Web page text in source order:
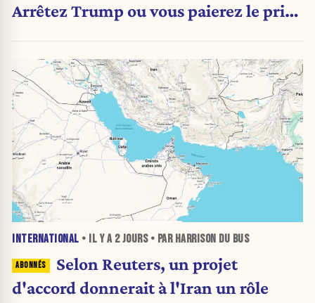
Arrêtez Trump ou vous paierez le prix
INTERNATIONAL • IL Y A 2 JOURS• PAR HARRISON DU BUS
Selon Reuters, un projet
d'accord donnerait à l'Iran un rôle